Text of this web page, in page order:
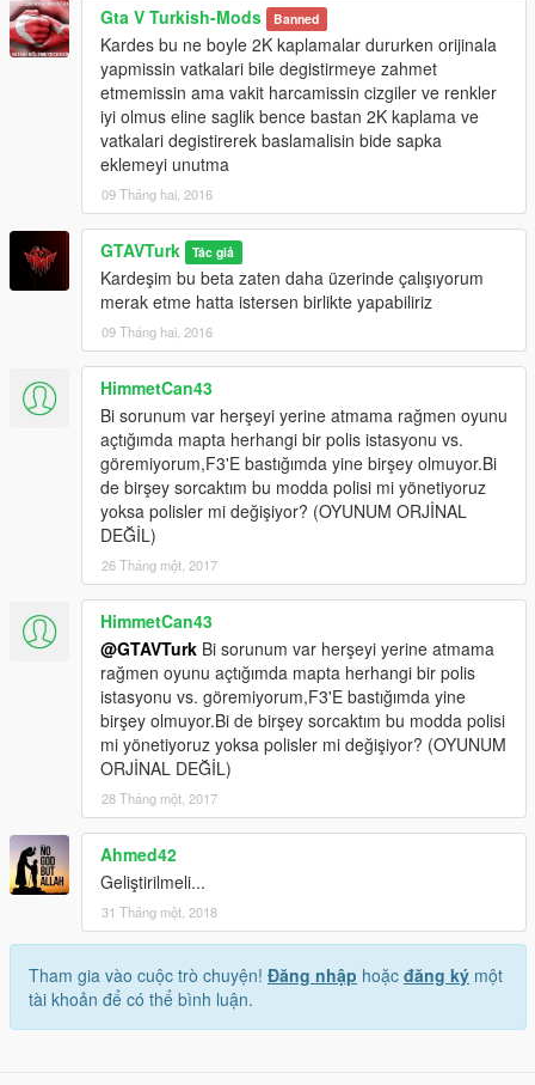
Gta V Turkish-Mods Banned
Kardes bu ne boyle 2K kaplamalar dururken orijinala
yapmissin vatkalari bile degistirmeye zahmet
etmemissin ama vakit harcamissin cizgiler ve renkler
iyi olmus eline saglik bence bastan 2K kaplama ve
vatkalari degistirerek baslamalisin bide sapka
eklemeyi unutma
09 Tháng hai, 2016
GTAVTurk Tác giả
Kardeşim bu beta zaten daha üzerinde çalışıyorum
merak etme hatta istersen birlikte yapabiliriz
09 Tháng hai, 2016
HimmetCan43
Bi sorunum var herşeyi yerine atmama rağmen oyunu
açtığımda mapta herhangi bir polis istasyonu vs.
göremiyorum,F3'E bastığımda yine birşey olmuyor.Bi
de birşey sorcaktım bu modda polisi mi yönetiyoruz
yoksa polisler mi değişiyor? (OYUNUM ORJİNAL
DEĞİL)
26 Tháng một, 2017
HimmetCan43
@GTAVTurk Bi sorunum var herşeyi yerine atmama
rağmen oyunu açtığımda mapta herhangi bir polis
istasyonu vs. göremiyorum,F3'E bastığımda yine
birşey olmuyor.Bi de birşey sorcaktım bu modda polisi
mi yönetiyoruz yoksa polisler mi değişiyor? (OYUNUM
ORJİNAL DEĞİL)
28 Tháng một, 2017
Ahmed42
Geliştirilmeli...
31 Tháng một, 2018
Tham gia vào cuộc trò chuyện! Đăng nhập hoặc đăng ký một
tài khoản để có thể bình luận.